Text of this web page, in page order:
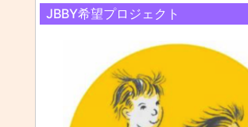
JBBY希望プロジェクト